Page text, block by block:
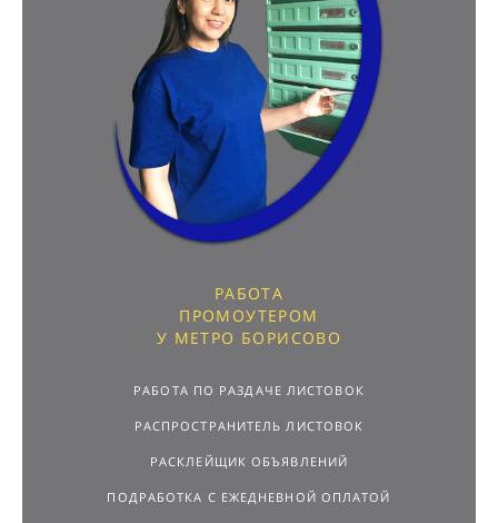
РАБОТА
ПРОМОУТЕРОМ
У МЕТРО БОРИСОВО
РАБОТА ПО РАЗДАЧЕ ЛИСТОВОК
РАСПРОСТРАНИТЕЛЬ ЛИСТОВОК
РАСКЛЕЙЩИК ОБЪЯВЛЕНИЙ
ПОДРАБОТКА С ЕЖЕДНЕВНОЙ ОПЛАТОЙ